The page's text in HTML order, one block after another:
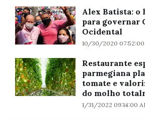
Alex Batista: o
para governar
Ocidental
10/30/2020 07:52:00
Restaurante
parmegiana
tomate e
do molho
1/31/2022 09:14:00